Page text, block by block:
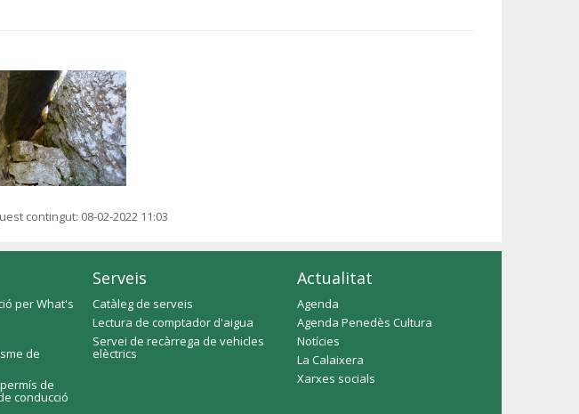
contingut: 08-02-2022 11:03
per What's
de
de
conducció
Serveis
Catàleg de serveis
Lectura de comptador d'aigua
Servei de recàrrega de vehicles
elèctrics
Actualitat
Agenda
Agenda Penedès Cultura
Notícies
La Calaixera
Xarxes socials